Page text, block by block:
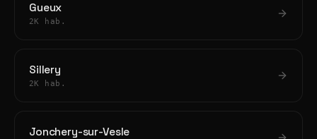
Gueux
2K hab.
Sillery
2K hab.
Jonchery-sur-Vesle